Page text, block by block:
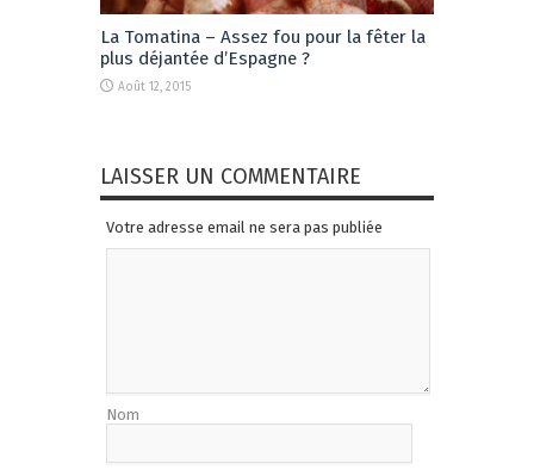
La Tomatina – Assez fou pour la fêter la
plus déjantée d’Espagne ?
Août 12, 2015
LAISSER UN COMMENTAIRE
Votre adresse email ne sera pas publiée
Nom